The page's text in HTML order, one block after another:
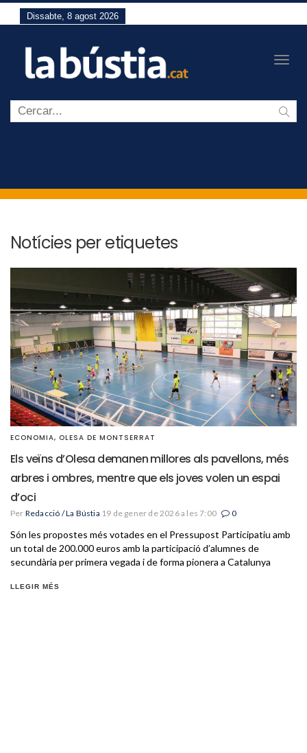
Dissabte, 8 agost 2026
Notícies per etiquetes
ECONOMIA, OLESA DE MONTSERRAT
Els veïns d’Olesa demanen millores als pavellons, més
arbres i ombres, mentre que els joves volen un espai
d’oci
Per Redacció / La Bústia 19 de gener de 2026 a les 7:00 0
Són les propostes més votades en el Pressupost Participatiu amb
un total de 200.000 euros amb la participació d’alumnes de
secundària per primera vegada i de forma pionera a Catalunya
LLEGIR MÉS